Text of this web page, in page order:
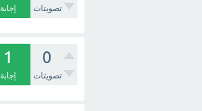
تصويتات إجابة
0
تصويتات
1
إجابة